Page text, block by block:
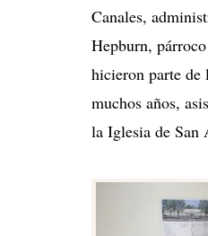
Canales,
Hepburn,
hicieron parte de
muchos años,
la Iglesia de San